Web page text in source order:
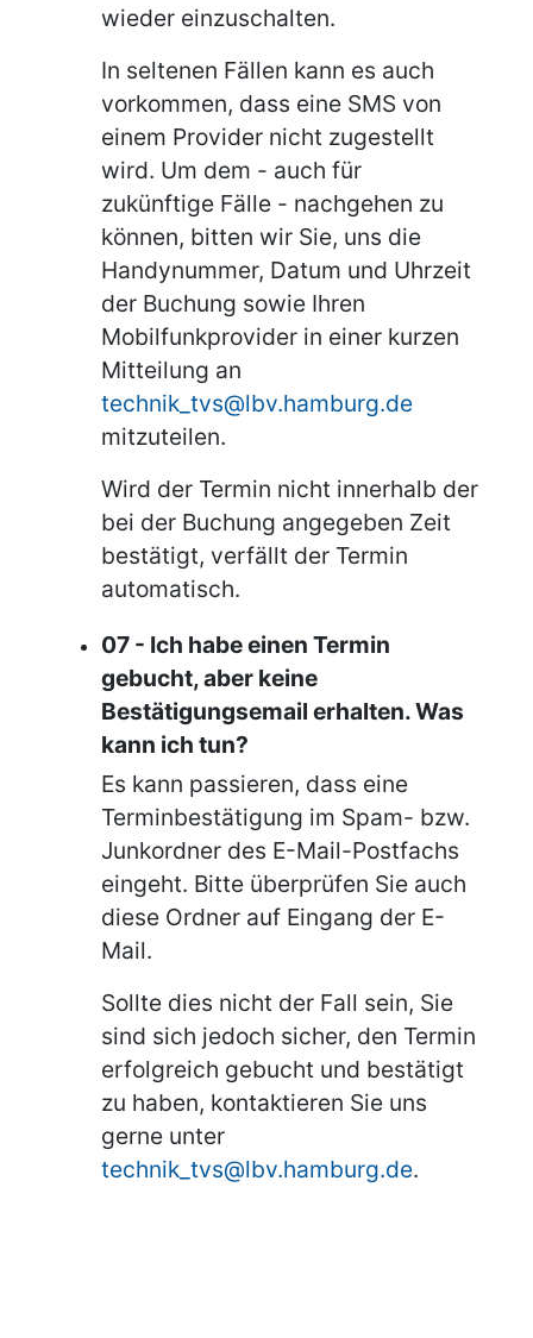
wieder einzuschalten.
In seltenen Fällen kann es auch
vorkommen, dass eine SMS von
einem Provider nicht zugestellt
wird. Um dem - auch für
zukünftige Fälle - nachgehen zu
können, bitten wir Sie, uns die
Handynummer, Datum und Uhrzeit
der Buchung sowie Ihren
Mobilfunkprovider in einer kurzen
Mitteilung an
technik_tvs@lbv.hamburg.de
mitzuteilen.
Wird der Termin nicht innerhalb der
bei der Buchung angegeben Zeit
bestätigt, verfällt der Termin
automatisch.
07 - Ich habe einen Termin
gebucht, aber keine
Bestätigungsemail erhalten. Was
kann ich tun?
Es kann passieren, dass eine
Terminbestätigung im Spam- bzw.
Junkordner des E-Mail-Postfachs
eingeht. Bitte überprüfen Sie auch
diese Ordner auf Eingang der E-
Mail.
Sollte dies nicht der Fall sein, Sie
sind sich jedoch sicher, den Termin
erfolgreich gebucht und bestätigt
zu haben, kontaktieren Sie uns
gerne unter
technik_tvs@lbv.hamburg.de.